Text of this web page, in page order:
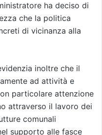
ha deciso di
che la politica
di vicinanza alla
inoltre che il
ad attività e
particolare attenzione
attraverso il lavoro dei
comunali
supporto alle fasce